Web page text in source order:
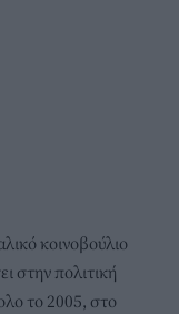
κοινοβούλιο
στην πολιτική
το 2005, στο